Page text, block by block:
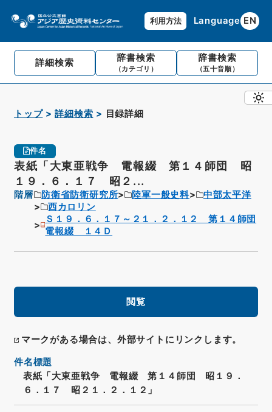
利用方法 Language EN
詳細検索 辞書検索
（カテゴリ）
辞書検索
（五十音順）
トップ 詳細検索 目録詳細
件名
表紙「大東亜戦争 電報綴 第１４師団 昭
１９．６．１７ 昭２...
階層 防衛省防衛研究所 陸軍一般史料
中部太平洋
西カロリン
Ｓ１９．６．１７～２１．２．１２ 第１４師団
電報綴 １４Ｄ
閲覧
マークがある場合は、外部サイトにリンクします。
件名標題
表紙「大東亜戦争 電報綴 第１４師団 昭１９．
６．１７ 昭２１．２．１２」